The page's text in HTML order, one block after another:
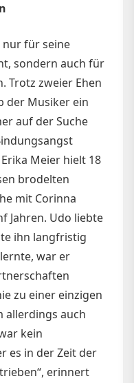
nur für seine
sondern auch für
Trotz zweier Ehen
der Musiker ein
auf der Suche
Meier hielt 18
brodelten
mit Corinna
Jahren. Udo liebte
ihn langfristig
war er
zu einer einzigen
allerdings auch
kein
es in der Zeit der
erinnert